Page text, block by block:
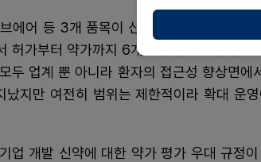
에어 등 3개 품목이 신속심사로 허가됐으며
허가부터 약가까지 6개월만에 완료됐다.
두 업계 뿐 아니라 환자의 접근성 향상면에
지만 여전히 범위는 제한적이라 확대 운
업 개발 신약에 대한 약가 평가 우대 규정